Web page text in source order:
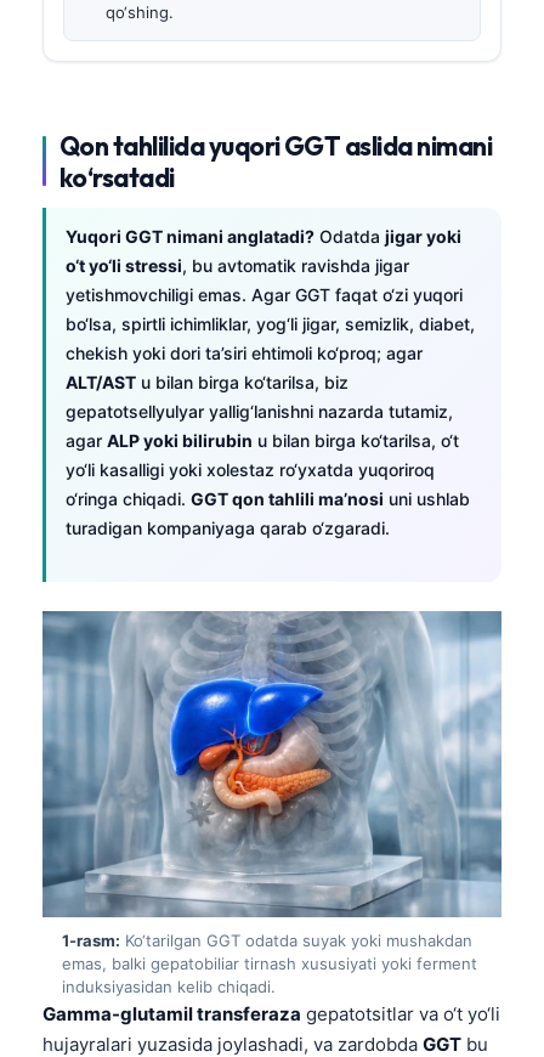
qo‘shing.
Qon tahlilida yuqori GGT aslida nimani
ko‘rsatadi
Yuqori GGT nimani anglatadi? Odatda jigar yoki
o‘t yo‘li stressi, bu avtomatik ravishda jigar
yetishmovchiligi emas. Agar GGT faqat o‘zi yuqori
bo‘lsa, spirtli ichimliklar, yog‘li jigar, semizlik, diabet,
chekish yoki dori ta’siri ehtimoli ko‘proq; agar
ALT/AST u bilan birga ko‘tarilsa, biz
gepatotsellyulyar yallig‘lanishni nazarda tutamiz,
agar ALP yoki bilirubin u bilan birga ko‘tarilsa, o‘t
yo‘li kasalligi yoki xolestaz ro‘yxatda yuqoriroq
o‘ringa chiqadi. GGT qon tahlili ma’nosi uni ushlab
turadigan kompaniyaga qarab o‘zgaradi.
1-rasm: Ko‘tarilgan GGT odatda suyak yoki mushakdan
emas, balki gepatobiliar tirnash xususiyati yoki ferment
induksiyasidan kelib chiqadi.
Gamma-glutamil transferaza gepatotsitlar va o‘t yo‘li
hujayralari yuzasida joylashadi, va zardobda GGT bu